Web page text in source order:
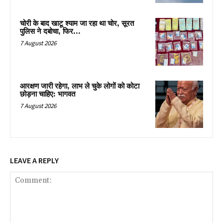
चोरी के बाद खाटू श्याम जा रहा था चोर, सूरत
पुलिस ने दबोचा, फिर…
7 August 2026
आरक्षण जारी रहेगा, लाभ ले चुके लोगों को कोटा
छोड़ना चाहिए: भागवत
7 August 2026
LEAVE A REPLY